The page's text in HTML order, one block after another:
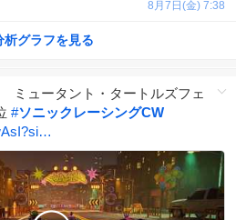
8月7日(金) 7:38
析グラフを見る
ミュータント・タートルズフェ
#ソニックレーシングCW